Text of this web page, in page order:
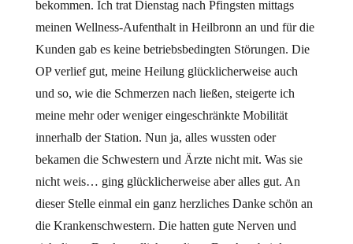
bekommen. Ich trat Dienstag nach Pfingsten mittags
meinen Wellness-Aufenthalt in Heilbronn an und für die
Kunden gab es keine betriebsbedingten Störungen. Die
OP verlief gut, meine Heilung glücklicherweise auch
und so, wie die Schmerzen nach ließen, steigerte ich
meine mehr oder weniger eingeschränkte Mobilität
innerhalb der Station. Nun ja, alles wussten oder
bekamen die Schwestern und Ärzte nicht mit. Was sie
nicht weis… ging glücklicherweise aber alles gut. An
dieser Stelle einmal ein ganz herzliches Danke schön an
die Krankenschwestern. Die hatten gute Nerven und